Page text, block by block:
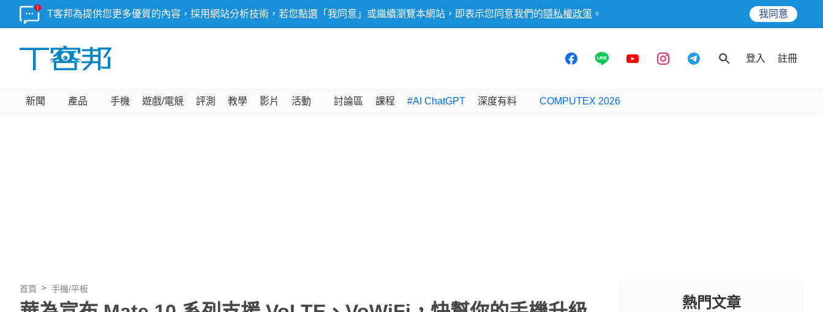
T客邦為提供您更多優質的內容，採用網站分析技術，若您點選「我同意」或繼續瀏覽本網站，即表示您同意我們的 隱私權政策 。 我同意
登入 註冊
新聞 產品 手機 遊戲/電競 評測 教學 影片 活動 討論區 課程 #AI ChatGPT 深度有料 COMPUTEX 2026
首頁 手機/平板
熱門文章